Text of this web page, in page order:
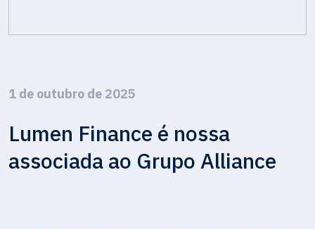
1 de outubro de 2025
Lumen Finance é nossa
associada ao Grupo Alliance